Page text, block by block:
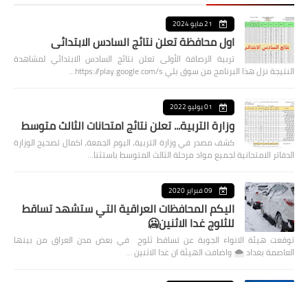
21 مايو 2024
اول محافظة تعلن نتائج السادس الابتدائي
تربية الرصافة الأولى تعلن نتائج السادس الابتدائي لمشاهدة
النتيجة نزل هذا البرنامج من سوق بلي https://play.google.com/s…
01 يوليو 2022
وزارة التربية... تعلن نتائج امتحانات الثالث متوسط
كشف مصدر في وزارة التربية، اليوم الجمعة، اكمال تصحيح الوزارة
الدفاتر الامتحانية لجميع مواد مرحلة الثالث المتوسط باستثنا…
09 فبراير 2020
اليكم المحافظات العراقية التي ستشهد تساقط
للثلوج غدا الاثنين🥶
توقعت هيئة الانواء الجوية عن تساقط ثلوج في بعض مدن العراق من بينها
العاصمة بغداد ⁦🌨️⁩ واضافت الهيئة ان غدا الاثنين …